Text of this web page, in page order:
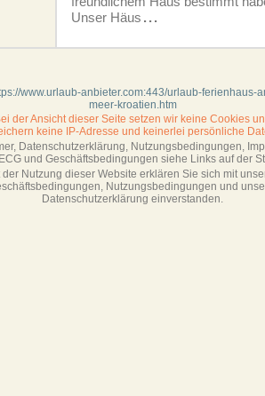
Unser Häus ...
www.urlaub-anbieter.com:443/urlaub-ferienhaus-
meer-kroatien.htm
der Ansicht dieser Seite setzen wir keine Cookies
keine IP-Adresse und keinerlei persönliche
Datenschutzerklärung, Nutzungsbedingungen,
und Geschäftsbedingungen siehe Links auf der
der Nutzung dieser Website erklären Sie sich mit
Nutzungsbedingungen und
Datenschutzerklärung einverstanden.